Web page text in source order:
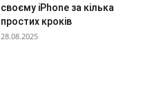
своєму iPhone за кілька
простих кроків
28.08.2025